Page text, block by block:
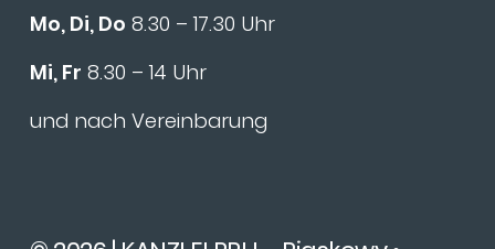
Mo, Di, Do 8.30 – 17.30 Uhr
Mi, Fr 8.30 – 14 Uhr
und nach Vereinbarung